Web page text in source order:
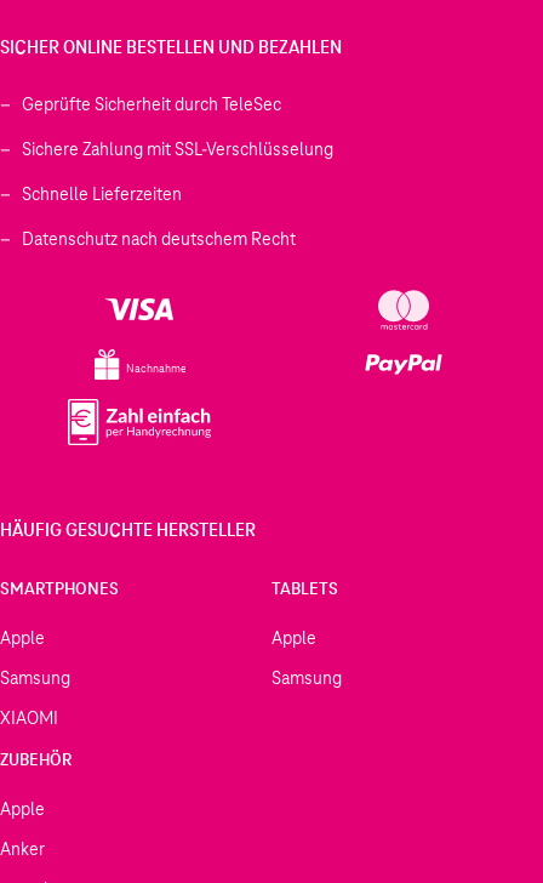
SICHER ONLINE BESTELLEN UND BEZAHLEN
Geprüfte Sicherheit durch TeleSec
Sichere Zahlung mit SSL-Verschlüsselung
Schnelle Lieferzeiten
Datenschutz nach deutschem Recht
Nachnahme
HÄUFIG GESUCHTE HERSTELLER
SMARTPHONES
Apple
Samsung
XIAOMI
TABLETS
Apple
Samsung
ZUBEHÖR
Apple
Anker